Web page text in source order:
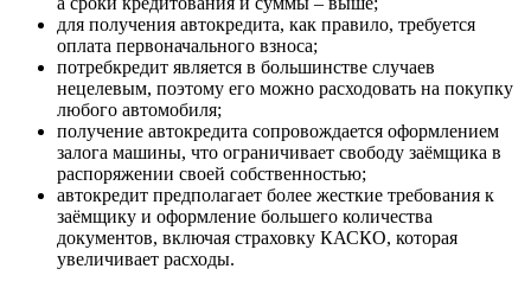
для получения автокредита, как правило, требуется
оплата первоначального взноса;
потребкредит является в большинстве случаев
нецелевым, поэтому его можно расходовать на покупку
любого автомобиля;
получение автокредита сопровождается оформлением
залога машины, что ограничивает свободу заёмщика в
распоряжении своей собственностью;
автокредит предполагает более жесткие требования к
заёмщику и оформление большего количества
документов, включая страховку КАСКО, которая
увеличивает расходы.